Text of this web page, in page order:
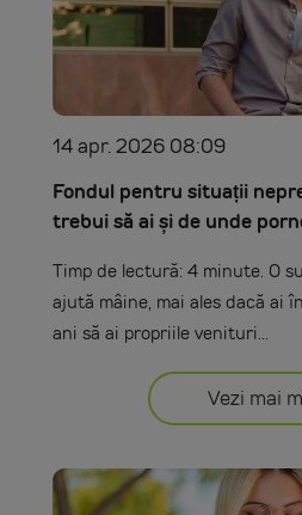
14 apr. 2026 08:09
Fondul pentru situații
trebui să ai și de unde
Timp de lectură: 4 minute. O
ajută mâine, mai ales dacă ai
ani să ai propriile venituri...
Vezi mai